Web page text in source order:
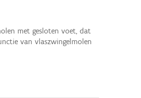
met gesloten voet, dat
van vlaszwingelmolen